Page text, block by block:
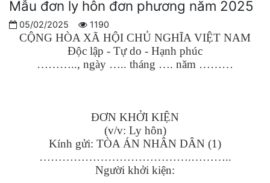
Mẫu đơn ly hôn đơn phương năm 2025
05/02/2025 1190
CỘNG HÒA XÃ HỘI CHỦ NGHĨA VIỆT NAM
Độc lập - Tự do - Hạnh phúc
……….., ngày ….. tháng …. năm ………
ĐƠN KHỞI KIỆN
(v/v: Ly hôn)
Kính gửi: TÒA ÁN NHÂN DÂN (1)
………………………………….………..
Người khởi kiện: